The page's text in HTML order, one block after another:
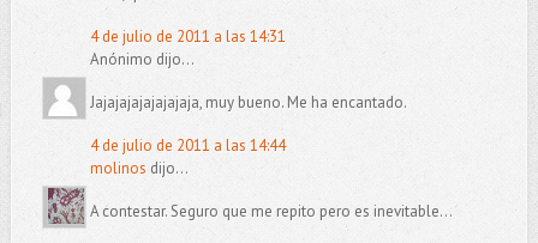
4 de julio de 2011 a las 14:31
Anónimo dijo...
Jajajajajajajajaja, muy bueno. Me ha encantado.
4 de julio de 2011 a las 14:44
molinos dijo...
A contestar. Seguro que me repito pero es inevitable...